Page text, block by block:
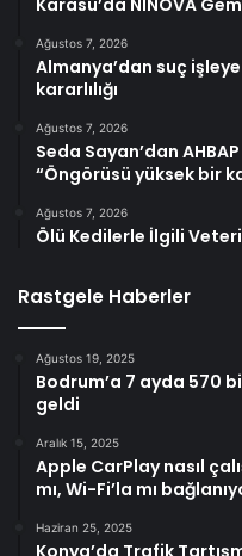
Karasu’da NINOVA
Ağustos 7, 2026
Almanya’dan suç
kararlılığı
Ağustos 7, 2026
Seda Sayan’dan
“Öngörüsü yüksek bir
Ağustos 7, 2026
Ölü Kedilerle İlgili
Rastgele Haberler
Ağustos 19, 2025
Bodrum’a 7 ayda 570
geldi
Aralık 15, 2025
Apple CarPlay nasıl
mı, Wi-Fi’la mı
Haziran 25, 2025